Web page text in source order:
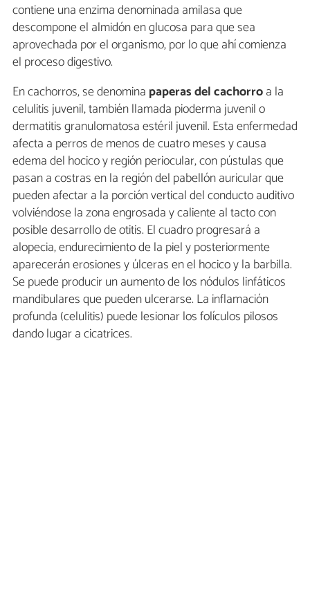
contiene una enzima denominada amilasa que
descompone el almidón en glucosa para que sea
aprovechada por el organismo, por lo que ahí comienza
el proceso digestivo.
En cachorros, se denomina paperas del cachorroa la
celulitis juvenil, también llamada pioderma juvenil o
dermatitis granulomatosa estéril juvenil. Esta enfermedad
afecta a perros de menos de cuatro meses y causa
edema del hocico y región periocular, con pústulas que
pasan a costras en la región del pabellón auricular que
pueden afectar a la porción vertical del conducto auditivo
volviéndose la zona engrosada y caliente al tacto con
posible desarrollo de otitis. El cuadro progresará a
alopecia, endurecimiento de la piel y posteriormente
aparecerán erosiones y úlceras en el hocico y la barbilla.
Se puede producir un aumento de los nódulos linfáticos
mandibulares que pueden ulcerarse. La inflamación
profunda (celulitis) puede lesionar los folículos pilosos
dando lugar a cicatrices.